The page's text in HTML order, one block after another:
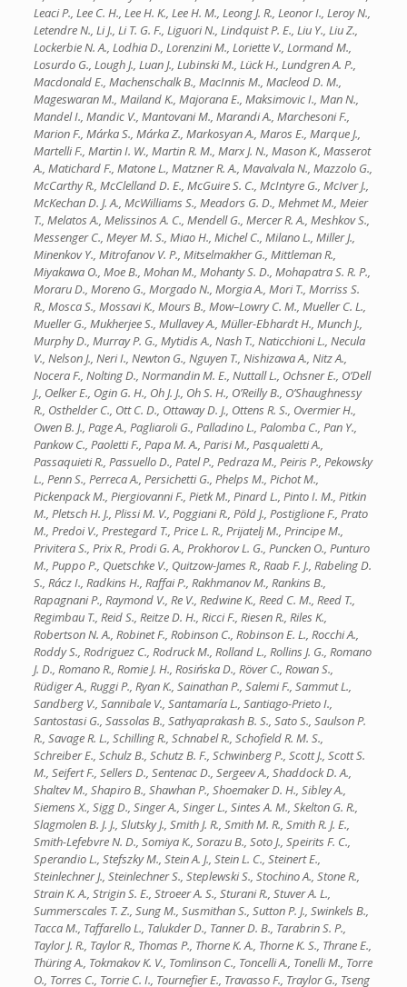
Leaci P., Lee C. H., Lee H. K., Lee H. M., Leong J. R., Leonor I., Leroy N.,
Letendre N., Li J., Li T. G. F., Liguori N., Lindquist P. E., Liu Y., Liu Z.,
Lockerbie N. A., Lodhia D., Lorenzini M., Loriette V., Lormand M.,
Losurdo G., Lough J., Luan J., Lubinski M., Lück H., Lundgren A. P.,
Macdonald E., Machenschalk B., MacInnis M., Macleod D. M.,
Mageswaran M., Mailand K., Majorana E., Maksimovic I., Man N.,
Mandel I., Mandic V., Mantovani M., Marandi A., Marchesoni F.,
Marion F., Márka S., Márka Z., Markosyan A., Maros E., Marque J.,
Martelli F., Martin I. W., Martin R. M., Marx J. N., Mason K., Masserot
A., Matichard F., Matone L., Matzner R. A., Mavalvala N., Mazzolo G.,
McCarthy R., McClelland D. E., McGuire S. C., McIntyre G., McIver J.,
McKechan D. J. A., McWilliams S., Meadors G. D., Mehmet M., Meier
T., Melatos A., Melissinos A. C., Mendell G., Mercer R. A., Meshkov S.,
Messenger C., Meyer M. S., Miao H., Michel C., Milano L., Miller J.,
Minenkov Y., Mitrofanov V. P., Mitselmakher G., Mittleman R.,
Miyakawa O., Moe B., Mohan M., Mohanty S. D., Mohapatra S. R. P.,
Moraru D., Moreno G., Morgado N., Morgia A., Mori T., Morriss S.
R., Mosca S., Mossavi K., Mours B., Mow–Lowry C. M., Mueller C. L.,
Mueller G., Mukherjee S., Mullavey A., Müller-Ebhardt H., Munch J.,
Murphy D., Murray P. G., Mytidis A., Nash T., Naticchioni L., Necula
V., Nelson J., Neri I., Newton G., Nguyen T., Nishizawa A., Nitz A.,
Nocera F., Nolting D., Normandin M. E., Nuttall L., Ochsner E., O’Dell
J., Oelker E., Ogin G. H., Oh J. J., Oh S. H., O’Reilly B., O’Shaughnessy
R., Osthelder C., Ott C. D., Ottaway D. J., Ottens R. S., Overmier H.,
Owen B. J., Page A., Pagliaroli G., Palladino L., Palomba C., Pan Y.,
Pankow C., Paoletti F., Papa M. A., Parisi M., Pasqualetti A.,
Passaquieti R., Passuello D., Patel P., Pedraza M., Peiris P., Pekowsky
L., Penn S., Perreca A., Persichetti G., Phelps M., Pichot M.,
Pickenpack M., Piergiovanni F., Pietk M., Pinard L., Pinto I. M., Pitkin
M., Pletsch H. J., Plissi M. V., Poggiani R., Pöld J., Postiglione F., Prato
M., Predoi V., Prestegard T., Price L. R., Prijatelj M., Principe M.,
Privitera S., Prix R., Prodi G. A., Prokhorov L. G., Puncken O., Punturo
M., Puppo P., Quetschke V., Quitzow-James R., Raab F. J., Rabeling D.
S., Rácz I., Radkins H., Raffai P., Rakhmanov M., Rankins B.,
Rapagnani P., Raymond V., Re V., Redwine K., Reed C. M., Reed T.,
Regimbau T., Reid S., Reitze D. H., Ricci F., Riesen R., Riles K.,
Robertson N. A., Robinet F., Robinson C., Robinson E. L., Rocchi A.,
Roddy S., Rodriguez C., Rodruck M., Rolland L., Rollins J. G., Romano
J. D., Romano R., Romie J. H., Rosińska D., Röver C., Rowan S.,
Rüdiger A., Ruggi P., Ryan K., Sainathan P., Salemi F., Sammut L.,
Sandberg V., Sannibale V., Santamaría L., Santiago-Prieto I.,
Santostasi G., Sassolas B., Sathyaprakash B. S., Sato S., Saulson P.
R., Savage R. L., Schilling R., Schnabel R., Schofield R. M. S.,
Schreiber E., Schulz B., Schutz B. F., Schwinberg P., Scott J., Scott S.
M., Seifert F., Sellers D., Sentenac D., Sergeev A., Shaddock D. A.,
Shaltev M., Shapiro B., Shawhan P., Shoemaker D. H., Sibley A.,
Siemens X., Sigg D., Singer A., Singer L., Sintes A. M., Skelton G. R.,
Slagmolen B. J. J., Slutsky J., Smith J. R., Smith M. R., Smith R. J. E.,
Smith-Lefebvre N. D., Somiya K., Sorazu B., Soto J., Speirits F. C.,
Sperandio L., Stefszky M., Stein A. J., Stein L. C., Steinert E.,
Steinlechner J., Steinlechner S., Steplewski S., Stochino A., Stone R.,
Strain K. A., Strigin S. E., Stroeer A. S., Sturani R., Stuver A. L.,
Summerscales T. Z., Sung M., Susmithan S., Sutton P. J., Swinkels B.,
Tacca M., Taffarello L., Talukder D., Tanner D. B., Tarabrin S. P.,
Taylor J. R., Taylor R., Thomas P., Thorne K. A., Thorne K. S., Thrane E.,
Thüring A., Tokmakov K. V., Tomlinson C., Toncelli A., Tonelli M., Torre
O., Torres C., Torrie C. I., Tournefier E., Travasso F., Traylor G., Tseng